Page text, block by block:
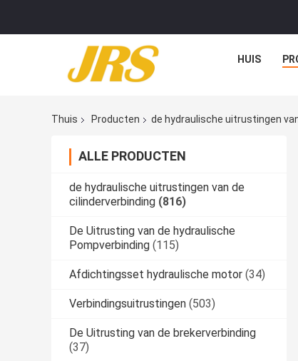
HUIS
Thuis Producten de hydraulische uitrustingen
ALLE PRODUCTEN
de hydraulische uitrustingen van de
cilinderverbinding (816)
De Uitrusting van de hydraulische
Pompverbinding (115)
Afdichtingsset hydraulische motor (34)
Verbindingsuitrustingen (503)
De Uitrusting van de brekerverbinding
(37)